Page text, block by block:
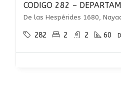
De las Hespérides 1680,
282 2 2 60